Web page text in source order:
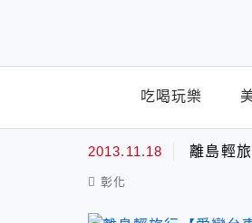
吃喝玩樂
離島
2013.11.18 離島輕
彰化